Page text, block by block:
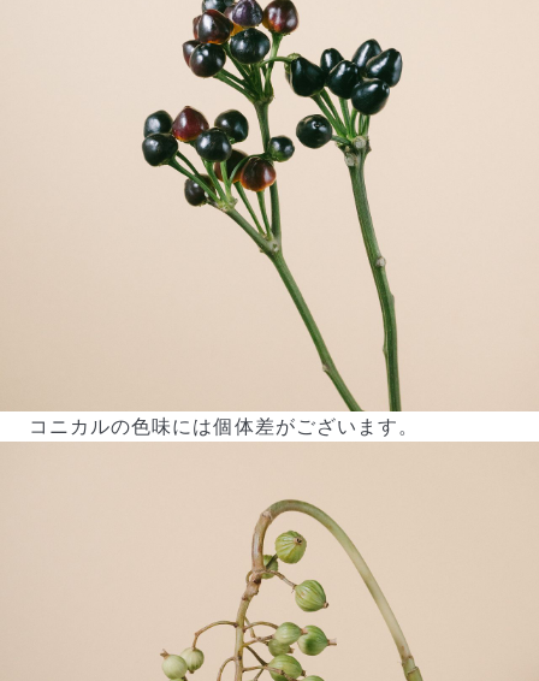
コニカルの色味には個体差がございます。